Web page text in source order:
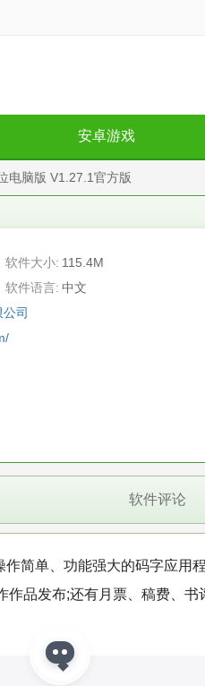
安卓游戏
脑版 V1.27.1官方版
软件大小: 115.4M
软件语言: 中文
司
软件评论
简单、功能强大的码字应用
品发布;还有月票、稿费、书